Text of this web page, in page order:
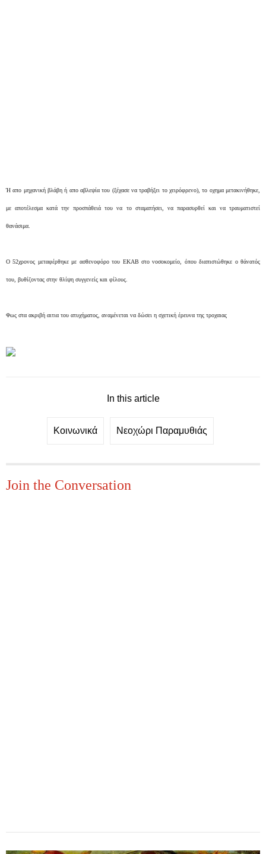
Ή απο μηχανική βλάβη ή απο αβλεψία του (ξέχασε να τραβήξει το χειρόφρενο), το οχημα μετακινήθηκε,
με αποτέλεσμα κατά την προσπάθειά του να το σταματήσει, να παρασυρθεί και να τραυματιστεί
θανάσιμα.
Ο 52χρονος μεταφέρθηκε με ασθενοφόρο του ΕΚΑΒ στο νοσοκομείο, όπου διαπιστώθηκε ο θάνατός
του, βυθίζοντας στην θλίψη συγγενείς και φίλους.
Φως στα ακριβή αιτια του ατυχήματος, αναμένεται να δώσει η σχετική έρευνα της τροχαιας
In this article
Κοινωνικά Νεοχώρι Παραμυθιάς
Join the Conversation